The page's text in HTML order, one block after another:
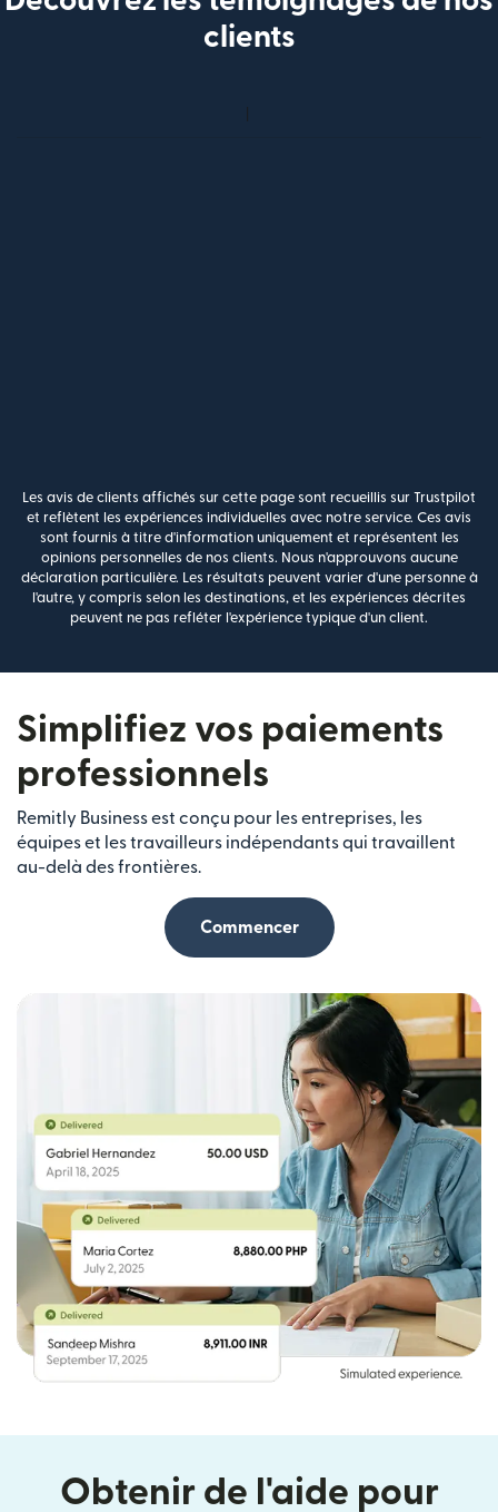
clients
Les avis de clients affichés sur cette page sont recueillis sur Trustpilot
et reflètent les expériences individuelles avec notre service. Ces avis
sont fournis à titre d'information uniquement et représentent les
opinions personnelles de nos clients. Nous n'approuvons aucune
déclaration particulière. Les résultats peuvent varier d'une personne à
l'autre, y compris selon les destinations, et les expériences décrites
peuvent ne pas refléter l'expérience typique d'un client.
Simplifiez vos paiements
professionnels
Remitly Business est conçu pour les entreprises, les
équipes et les travailleurs indépendants qui travaillent
au-delà des frontières.
Commencer
Obtenir de l'aide pour